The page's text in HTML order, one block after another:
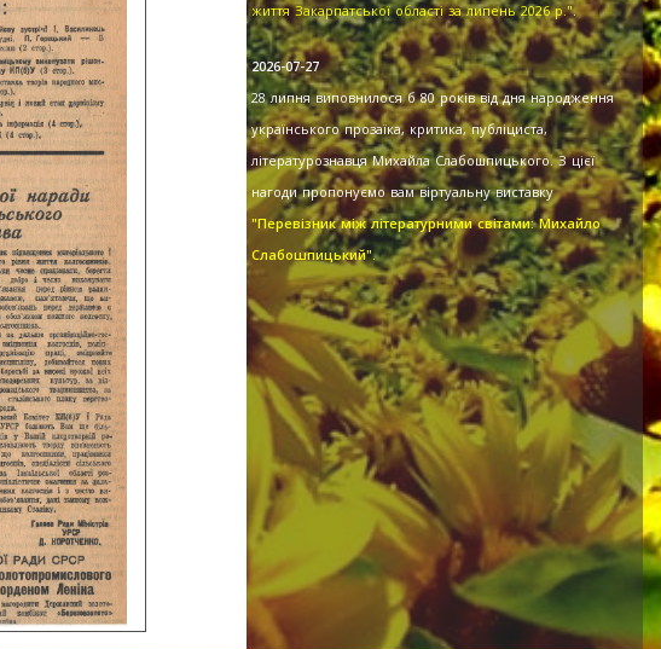
життя Закарпатської області за липень 2026 р.".
2026-07-27
28 липня виповнилося б 80 років від дня народження
українського прозаїка, критика, публіциста,
літературознавця Михайла Слабошпицького. З цієї
нагоди пропонуємо вам віртуальну виставку
"Перевізник між літературними світами: Михайло
Слабошпицький".